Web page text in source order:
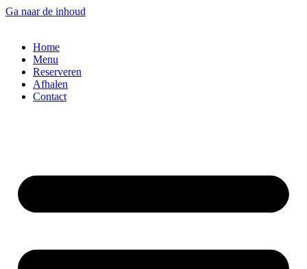
Ga naar de inhoud
Home
Menu
Reserveren
Afhalen
Contact